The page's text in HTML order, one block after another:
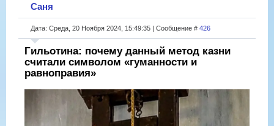
Саня
Дата: Среда, 20 Ноября 2024, 15:49:35 | Сообщение # 426
Гильотина: почему данный метод казни
считали символом «гуманности и
равноправия»